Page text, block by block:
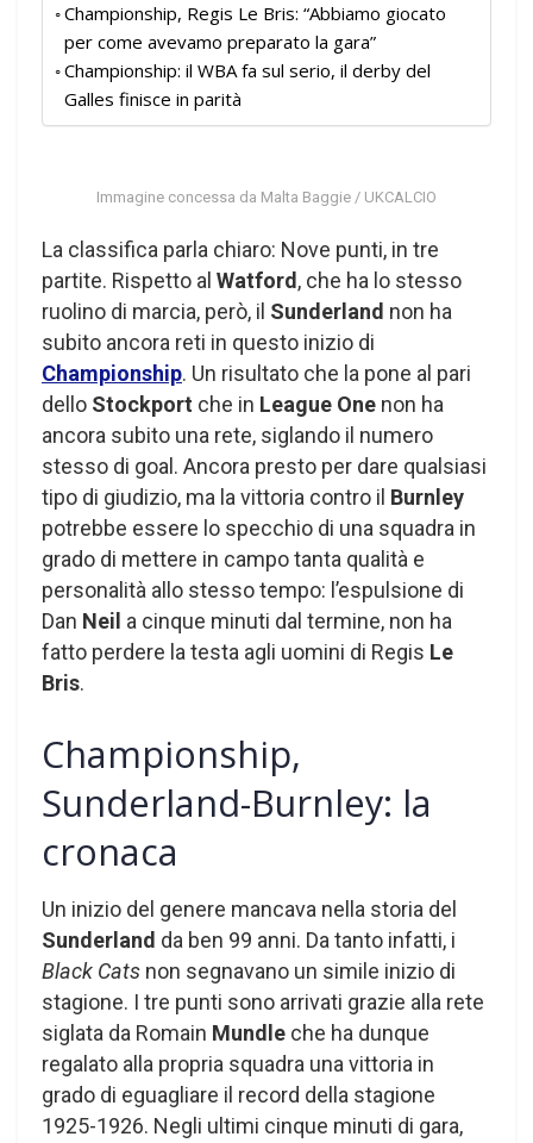
Championship, Regis Le Bris: “Abbiamo giocato
per come avevamo preparato la gara”
Championship: il WBA fa sul serio, il derby del
Galles finisce in parità
Immagine concessa da Malta Baggie / UKCALCIO
La classifica parla chiaro: Nove punti, in tre
partite. Rispetto al Watford, che ha lo stesso
ruolino di marcia, però, il Sunderland non ha
subito ancora reti in questo inizio di
Championship. Un risultato che la pone al pari
dello Stockport che in League One non ha
ancora subito una rete, siglando il numero
stesso di goal. Ancora presto per dare qualsiasi
tipo di giudizio, ma la vittoria contro il Burnley
potrebbe essere lo specchio di una squadra in
grado di mettere in campo tanta qualità e
personalità allo stesso tempo: l’espulsione di
Dan Neil a cinque minuti dal termine, non ha
fatto perdere la testa agli uomini di Regis Le
Bris.
Championship,
Sunderland-Burnley: la
cronaca
Un inizio del genere mancava nella storia del
Sunderland da ben 99 anni. Da tanto infatti, i
Black Cats non segnavano un simile inizio di
stagione. I tre punti sono arrivati grazie alla rete
siglata da Romain Mundle che ha dunque
regalato alla propria squadra una vittoria in
grado di eguagliare il record della stagione
1925-1926. Negli ultimi cinque minuti di gara,